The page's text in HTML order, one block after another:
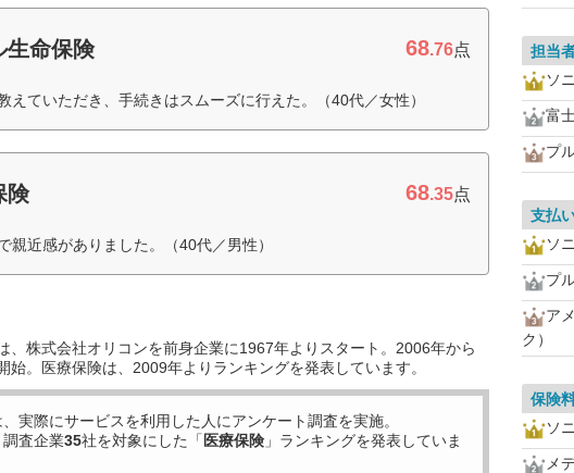
生命保険 68.76点
えていただき、手続きはスムーズに行えた。（40代／女性）
険 68.35点
親近感がありました。（40代／男性）
、株式会社オリコンを前身企業に1967年よりスタート。2006年から
始。医療保険は、2009年よりランキングを発表しています。
実際にサービスを利用した 人にアンケート調査を実施。
査企業35社を対象にした「 医療保険 」ランキングを発表していま
担当
ソ
富
プ
支払
ソ
プ
ア
ク）
保険
ソ
メ